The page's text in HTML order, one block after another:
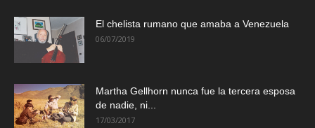
El chelista rumano que amaba a Venezuela
06/07/2019
Martha Gellhorn nunca fue la tercera esposa
de nadie, ni...
17/03/2017